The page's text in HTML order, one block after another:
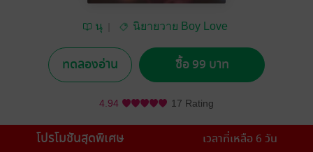
นุ
นิยายวาย Boy Love
ทดลองอ่าน ซื้อ 99 บาท
4.94 17 Rating
โปรโมชันสุดพิเศษ เวลาที่เหลือ 6 วัน